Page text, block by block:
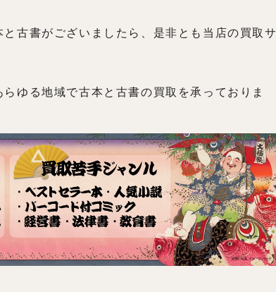
古書がございましたら、是非とも当店の買取サ
ゆる地域で古本と古書の買取を承っておりま